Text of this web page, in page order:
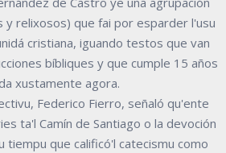
y relixosos) que fai por esparder l'usu
cristiana, iguando testos que van
bíbliques y que cumple 15 años
xustamente agora.
Federico Fierro, señaló qu'ente
ta'l Camín de Santiago o la devoción
tiempu que calificó'l catecismu como